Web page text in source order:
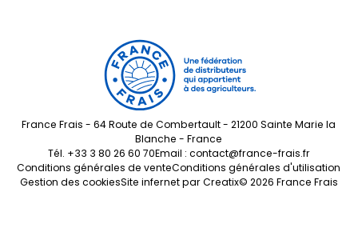
France Frais - 64 Route de Combertault - 21200 Sainte Marie la
Blanche - France
Tél. +33 3 80 26 60 70Email : contact@france-frais.fr
Conditions générales de venteConditions générales d'utilisation
Gestion des cookiesSite infernet parCreatix© 2026 France Frais